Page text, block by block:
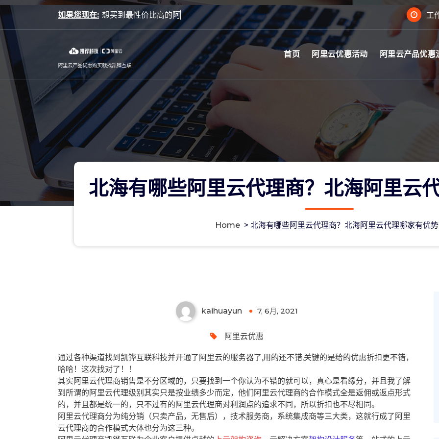
Skip
to
content
如果您现在: 工
阿里云产品优惠购买就找凯铧互联
首页 阿里云优惠活动 阿里云产品优惠
北海有哪些阿里云代理商？北海阿里云
Home > 北海有哪些阿里云代理商？北海阿里云代理哪家有优
kaihuayun 7, 6月, 2021
阿里云优惠
通过各种渠道找到凯铧互联科技并开通了阿里云的服务器了,用的还不错,关键的是给的优惠折扣更不错，
哈哈！这次找对了！！
其实阿里云代理商销售是不分区域的，只要找到一个你认为不错的就可以，真心是看缘分，并且我了解
到所谓的阿里云代理级别其实只是按业绩多少而定，他们阿里云代理商的合作模式全是返佣或返点形式
的，并且都是统一的，只不过有的阿里云代理商对利润点的追求不同，所以折扣也不尽相同。
阿里云代理商分为纯分销（只卖产品，无售后），技术服务商，系统集成商等三大类，这就行成了阿里
云代理商的合作模式大体也分为这三种。